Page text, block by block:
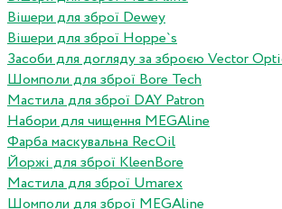
Вішери для зброї Dewey
Вішери для зброї Hoppe`s
Засоби для догляду за зброєю Vector
Шомполи для зброї Bore Tech
Мастила для зброї DAY Patron
Набори для чищення MEGAline
Фарба маскувальна RecOil
Йоржі для зброї KleenBore
Мастила для зброї Umarex
Шомполи для зброї MEGAline